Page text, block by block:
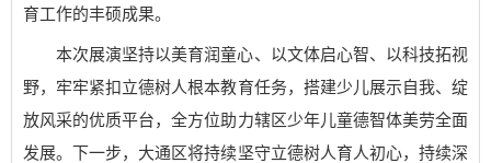
育工作的丰硕成果。
本次展演坚持以美育润童心、以文体启心智、以科技拓视
野，牢牢紧扣立德树人根本教育任务，搭建少儿展示自我、绽
放风采的优质平台，全方位助力辖区少年儿童德智体美劳全面
发展。下一步，大通区将持续坚守立德树人育人初心，持续深